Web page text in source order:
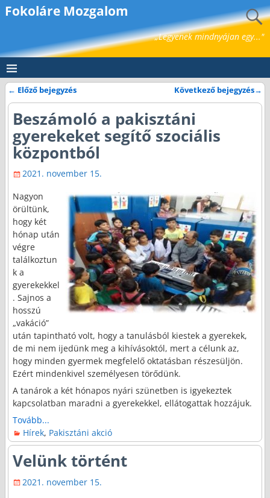
Fokoláre Mozgalom
„Legyenek mindnyájan egy..."
Bejegyzés navigáció
← Előző bejegyzés Következő bejegyzés→
Beszámoló a pakisztáni
gyerekeket segítő szociális
központból
2021. november 15.
Nagyon
örültünk,
hogy két
hónap után
végre
találkoztun
k a
gyerekekkel
. Sajnos a
hosszú
„vakáció”
után tapintható volt, hogy a tanulásból kiestek a gyerekek,
de mi nem ijedünk meg a kihívásoktól, mert a célunk az,
hogy minden gyermek megfelelő oktatásban részesüljön.
Ezért mindenkivel személyesen törődünk.
A tanárok a két hónapos nyári szünetben is igyekeztek
kapcsolatban maradni a gyerekekkel, ellátogattak hozzájuk.
Tovább...
Hírek, Pakisztáni akció
Velünk történt
2021. november 15.